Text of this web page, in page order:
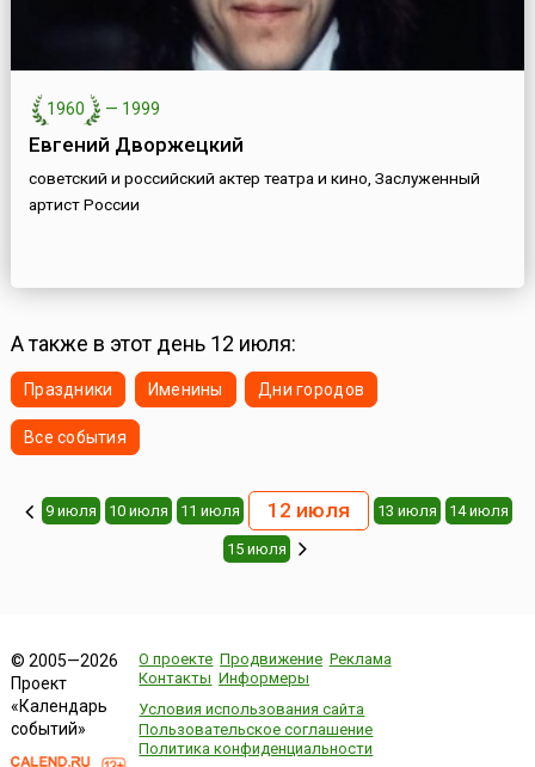
1960 — 1999
Евгений Дворжецкий
советский и российский актер театра и кино, Заслуженный
артист России
А также в этот день 12 июля:
Праздники Именины Дни городов
Все события
9 июля 10 июля 11 июля 12 июля 13 июля 14 июля
15 июля
© 2005—2026
Проект
«Календарь
событий»
О проекте Продвижение Реклама
Контакты Информеры
Условия использования сайта
Пользовательское соглашение
Политика конфиденциальности